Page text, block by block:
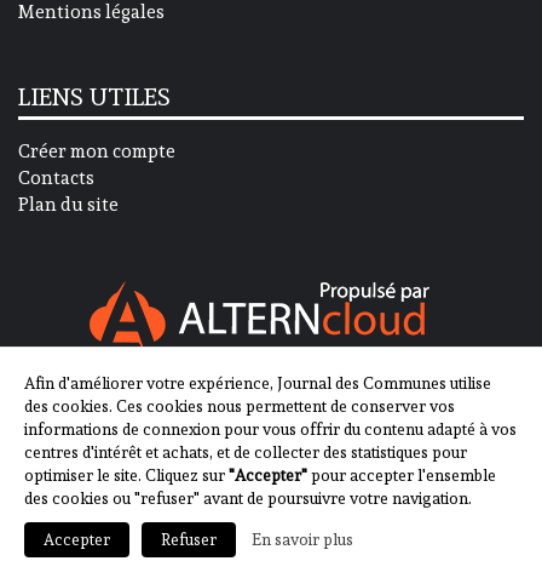
Mentions légales
LIENS UTILES
Créer mon compte
Contacts
Plan du site
SUIVEZ-NOUS SUR
2013-2023 - Journal des Communes ©
Afin d'améliorer votre expérience, Journal des Communes utilise
des cookies. Ces cookies nous permettent de conserver vos
informations de connexion pour vous offrir du contenu adapté à vos
centres d'intérêt et achats, et de collecter des statistiques pour
optimiser le site. Cliquez sur"Accepter"pour accepter l'ensemble
des cookies ou "refuser" avant de poursuivre votre navigation.
Accepter Refuser En savoir plus